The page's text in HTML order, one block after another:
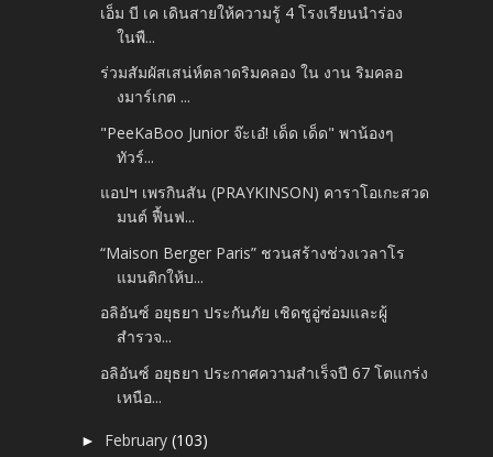
เอ็ม บี เค เดินสายให้ความรู้ 4 โรงเรียนนำร่อง
ในพื...
ร่วมสัมผัสเสน่ห์ตลาดริมคลอง ใน งาน ริมคลอ
งมาร์เกต ...
"PeeKaBoo Junior จ๊ะเอ๋! เด็ด เด็ด" พาน้องๆ
ทัวร์...
แอปฯ เพรกินสัน (PRAYKINSON) คาราโอเกะสวด
มนต์ ฟื้นฟ...
“Maison Berger Paris” ชวนสร้างช่วงเวลาโร
แมนติกให้บ...
อลิอันซ์ อยุธยา ประกันภัย เชิดชูอู่ซ่อมและผู้
สำรวจ...
อลิอันซ์ อยุธยา ประกาศความสำเร็จปี 67 โตแกร่ง
เหนือ...
► February(103)